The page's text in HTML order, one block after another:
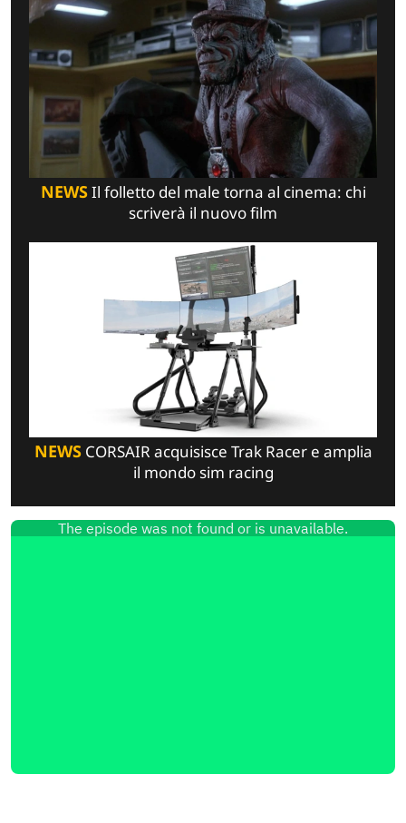
NEWSIl folletto del male torna al cinema: chi
scriverà il nuovo film
NEWSCORSAIR acquisisce Trak Racer e amplia
il mondo sim racing